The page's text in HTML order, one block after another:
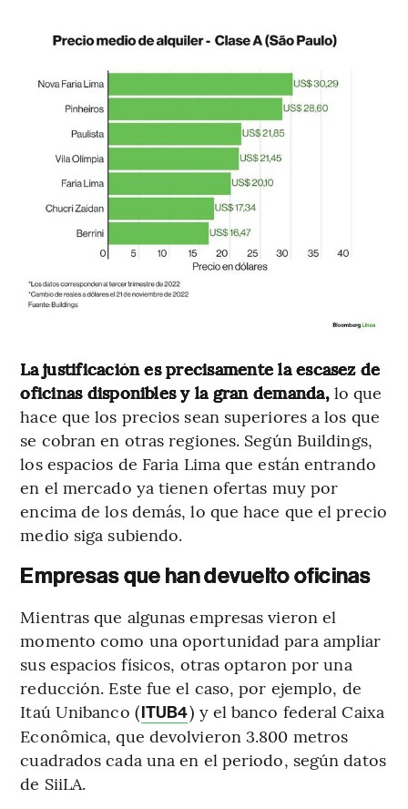
La justificación es precisamente la escasez de
oficinas disponibles y la gran demanda,lo que
hace que los precios sean superiores a los que
se cobran en otras regiones. Según Buildings,
los espacios de Faria Lima que están entrando
en el mercado ya tienen ofertas muy por
encima de los demás, lo que hace que el precio
medio siga subiendo.
Empresas que han devuelto oficinas
Mientras que algunas empresas vieron el
momento como una oportunidad para ampliar
sus espacios físicos, otras optaron por una
reducción. Este fue el caso, por ejemplo, de
Itaú Unibanco (ITUB4) y el banco federal Caixa
Econômica, que devolvieron 3.800 metros
cuadrados cada una en el periodo, según datos
de SiiLA.